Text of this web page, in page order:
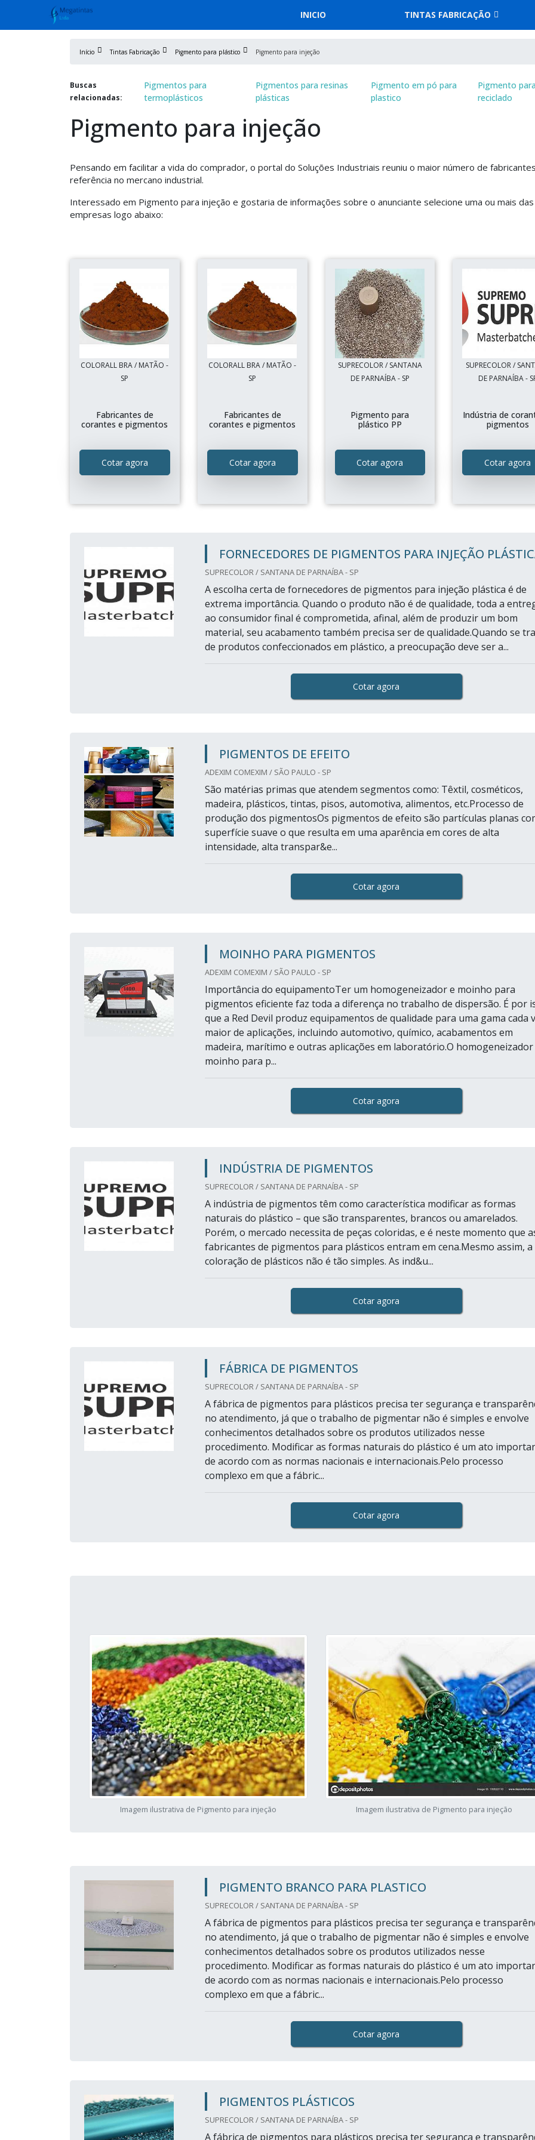
INICIO TINTAS FABRICAÇÃO
Início Tintas Fabricação Pigmento para plástico Pigmento para injeção
Buscas
relacionadas:
Pigmentos para
termoplásticos
Pigmentos para resinas
plásticas
Pigmento em pó para
plastico
Pigmento
reciclado
Pigmento para injeção
Pensando em facilitar a vida do comprador, o portal do Soluções Industriais reuniu o maior número de fabricantes
referência no mercano industrial.
Interessado em Pigmento para injeção e gostaria de informações sobre o anunciante selecione uma ou mais das
empresas logo abaixo:
COLORALL BRA / MATÃO -
SP
Fabricantes de
corantes e pigmentos
Cotar agora
COLORALL BRA / MATÃO -
SP
Fabricantes de
corantes e pigmentos
Cotar agora
SUPRECOLOR / SANTANA
DE PARNAÍBA - SP
Pigmento para
plástico PP
Cotar agora
SUPRECOLOR /
DE PARNAÍBA -
Indústria de
pigmentos
Cotar agora
FORNECEDORES DE PIGMENTOS PARA INJEÇÃO
SUPRECOLOR / SANTANA DE PARNAÍBA - SP
A escolha certa de fornecedores de pigmentos para injeção plástica é de
extrema importância. Quando o produto não é de qualidade, toda a
ao consumidor final é comprometida, afinal, além de produzir um bom
material, seu acabamento também precisa ser de qualidade.Quando se
de produtos confeccionados em plástico, a preocupação deve ser a...
Cotar agora
PIGMENTOS DE EFEITO
ADEXIM COMEXIM / SÃO PAULO - SP
São matérias primas que atendem segmentos como: Têxtil, cosméticos,
madeira, plásticos, tintas, pisos, automotiva, alimentos, etc.Processo de
produção dos pigmentosOs pigmentos de efeito são partículas planas
superfície suave o que resulta em uma aparência em cores de alta
intensidade, alta transpar&e...
Cotar agora
MOINHO PARA PIGMENTOS
ADEXIM COMEXIM / SÃO PAULO - SP
Importância do equipamentoTer um homogeneizador e moinho para
pigmentos eficiente faz toda a diferença no trabalho de dispersão. É por
que a Red Devil produz equipamentos de qualidade para uma gama cada
maior de aplicações, incluindo automotivo, químico, acabamentos em
madeira, marítimo e outras aplicações em laboratório.O homogeneizador
moinho para p...
Cotar agora
INDÚSTRIA DE PIGMENTOS
SUPRECOLOR / SANTANA DE PARNAÍBA - SP
A indústria de pigmentos têm como característica modificar as formas
naturais do plástico – que são transparentes, brancos ou amarelados.
Porém, o mercado necessita de peças coloridas, e é neste momento que
fabricantes de pigmentos para plásticos entram em cena.Mesmo assim, a
coloração de plásticos não é tão simples. As ind&u...
Cotar agora
FÁBRICA DE PIGMENTOS
SUPRECOLOR / SANTANA DE PARNAÍBA - SP
A fábrica de pigmentos para plásticos precisa ter segurança e
no atendimento, já que o trabalho de pigmentar não é simples e envolve
conhecimentos detalhados sobre os produtos utilizados nesse
procedimento. Modificar as formas naturais do plástico é um ato
de acordo com as normas nacionais e internacionais.Pelo processo
complexo em que a fábric...
Cotar agora
Imagem ilustrativa de Pigmento para injeção Imagem ilustrativa de Pigmento para injeção
PIGMENTO BRANCO PARA PLASTICO
SUPRECOLOR / SANTANA DE PARNAÍBA - SP
A fábrica de pigmentos para plásticos precisa ter segurança e
no atendimento, já que o trabalho de pigmentar não é simples e envolve
conhecimentos detalhados sobre os produtos utilizados nesse
procedimento. Modificar as formas naturais do plástico é um ato
de acordo com as normas nacionais e internacionais.Pelo processo
complexo em que a fábric...
Cotar agora
PIGMENTOS PLÁSTICOS
SUPRECOLOR / SANTANA DE PARNAÍBA - SP
A fábrica de pigmentos para plásticos precisa ter segurança e